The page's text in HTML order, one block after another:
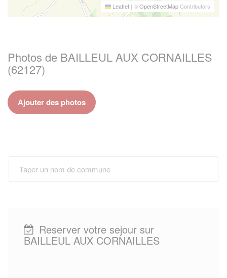
Leaflet | ©OpenStreetMapContributors
Photos de BAILLEUL AUX CORNAILLES
(62127)
Ajouter des photos
Reserver votre sejour sur
BAILLEUL AUX CORNAILLES